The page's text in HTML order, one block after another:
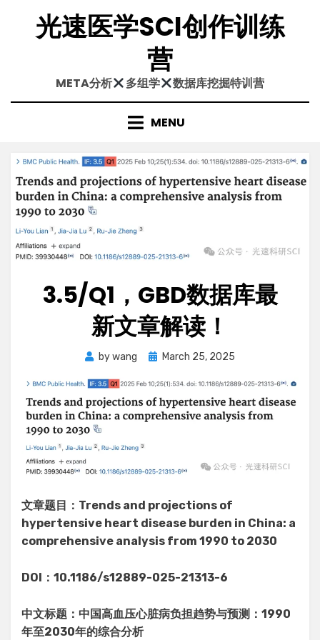
content光速医学SCI创作训练
营
META分析 多组学 数据库挖掘特训营
MENU
3.5/Q1，GBD数据库最
新文章解读！
bywang
PostedMarch 25, 2025
文章题目：Trends and projections of
hypertensive heart disease burden in China: a
comprehensive analysis from 1990 to 2030
DOI：10.1186/s12889-025-21313-6
中文标题：中国高血压心脏病负担趋势与预测：1990
年至2030年的综合分析